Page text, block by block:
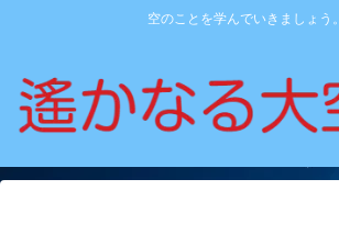
空のことを学んでいきましょう。